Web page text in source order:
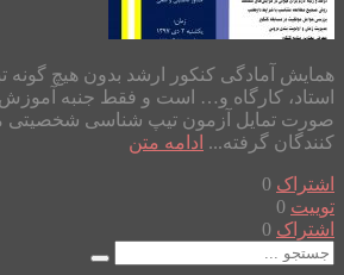
همایش آمادگی کنکور ارشد بدون هیچ گونه
استاد، کارگاه و… است و فقط جنبه آموزش
صورت تمایل آزمون تیپ شناسی شخصیتی
کنندگان گرفته... ادامه متن
اشتراک 0
توییت 0
اشتراک 0